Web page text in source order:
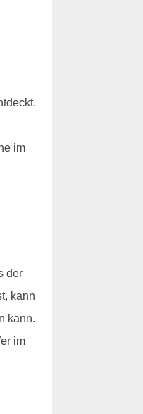
im
der
kann
kann.
im